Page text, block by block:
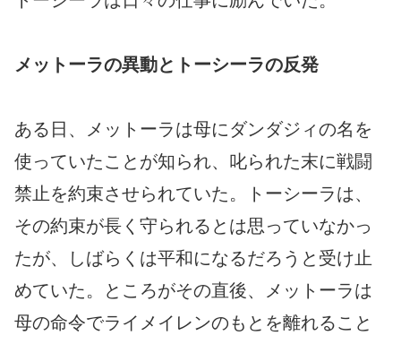
メットーラの異動とトーシーラの反発
ある日、メットーラは母にダンダジィの名を
使っていたことが知られ、叱られた末に戦闘
禁止を約束させられていた。トーシーラは、
その約束が長く守られるとは思っていなかっ
たが、しばらくは平和になるだろうと受け止
めていた。ところがその直後、メットーラは
母の命令でライメイレンのもとを離れること